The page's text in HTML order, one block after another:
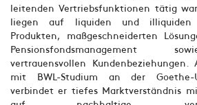
leitenden Vertriebsfunktionen tätig
liegen auf liquiden und illiquiden
Produkten, maßgeschneiderten
Pensionsfondsmanagement
vertrauensvollen Kundenbeziehungen.
mit BWL-Studium an der Goethe-
verbindet er tiefes Marktverständnis